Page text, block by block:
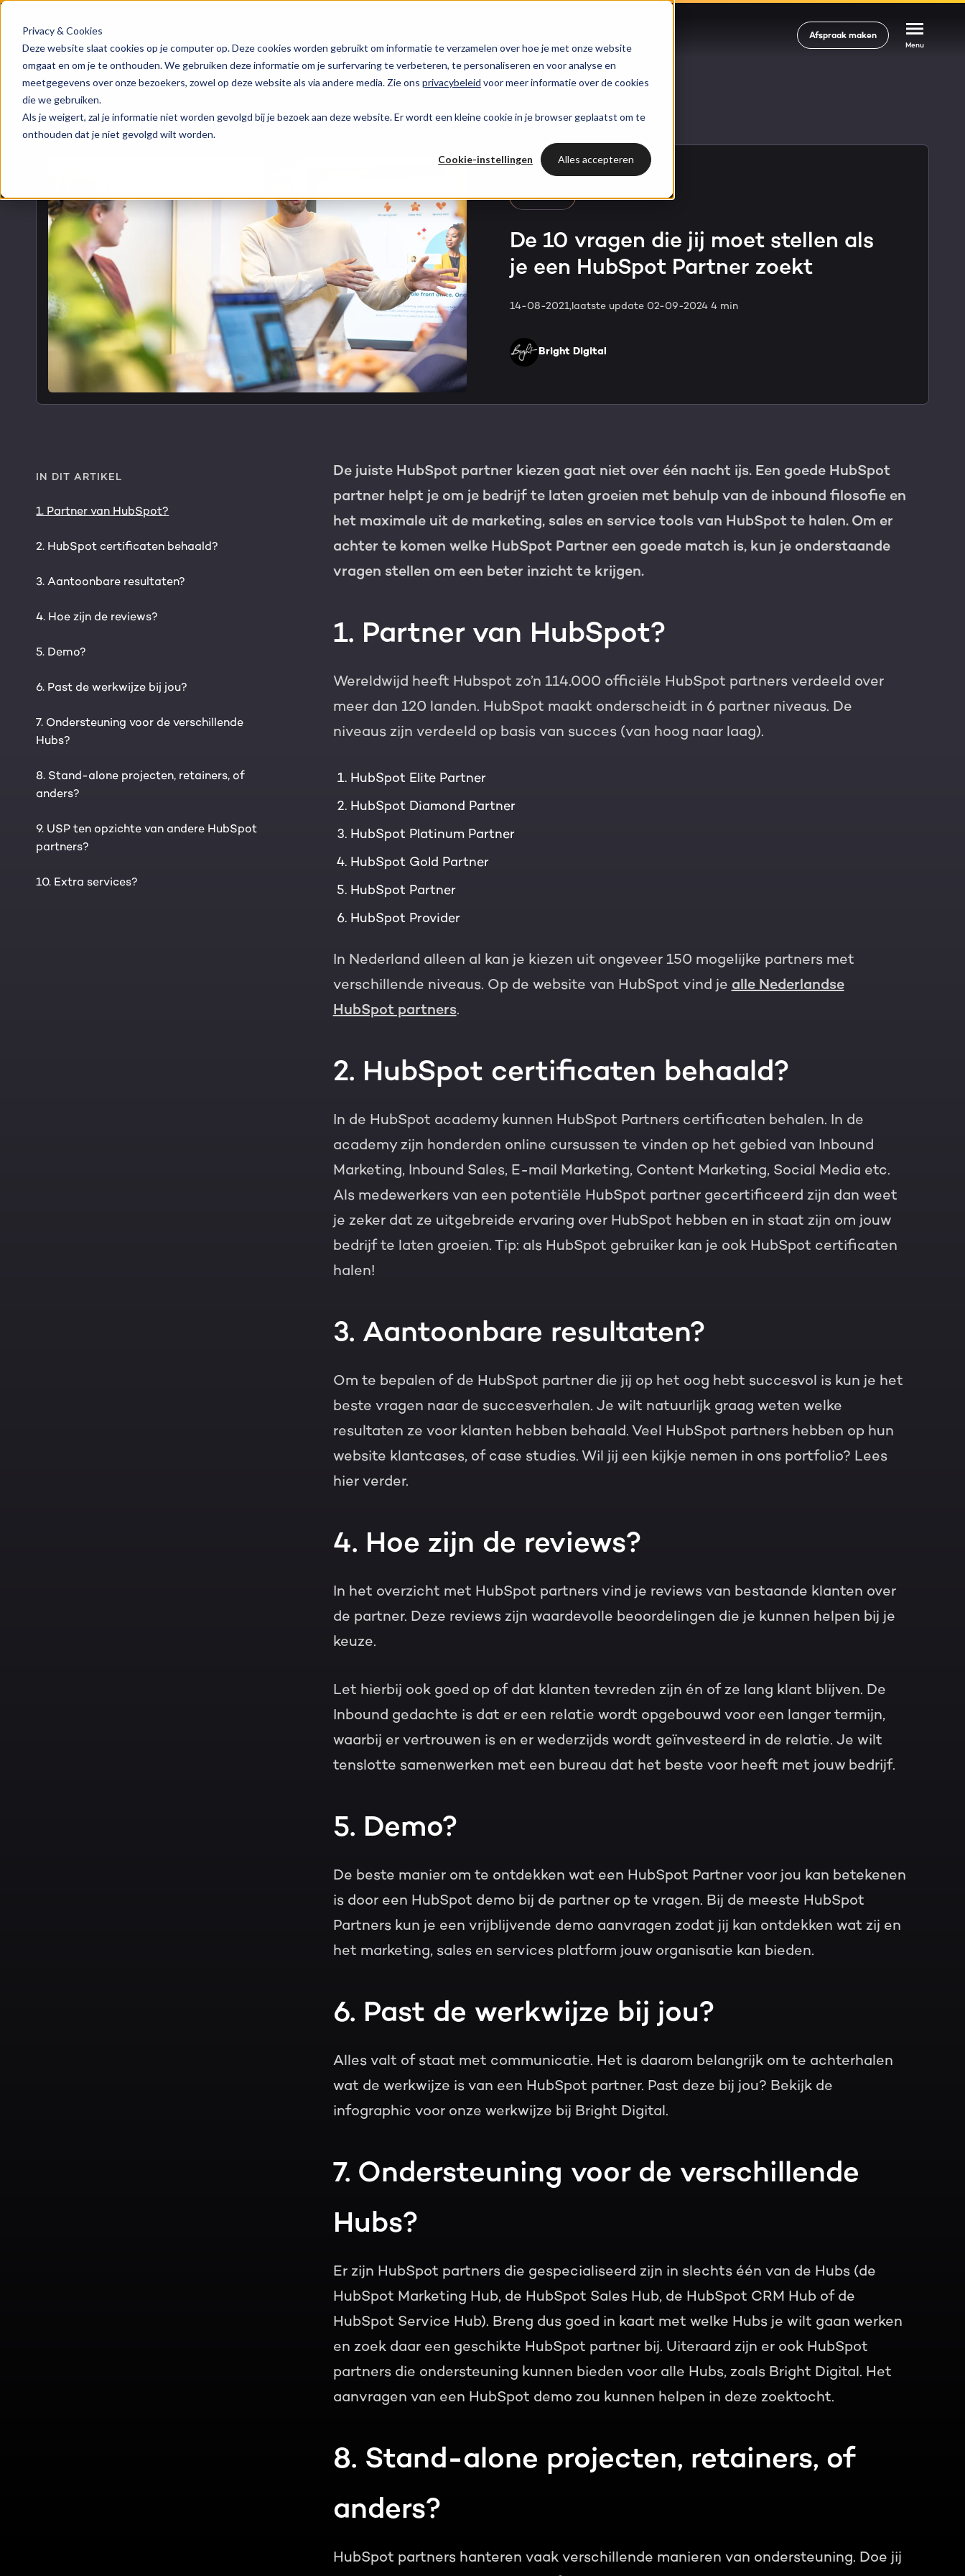
Privacy & Cookies
Deze website slaat cookies op je computer op. Deze cookies worden gebruikt om informatie te verzamelen over hoe je met onze website
omgaat en om je te onthouden. We gebruiken deze informatie om je surfervaring te verbeteren, te personaliseren en voor analyse en
meetgegevens over onze bezoekers, zowel op deze website als via andere media. Zie ons privacybeleid voor meer informatie over de cookies
die we gebruiken.
Als je weigert, zal je informatie niet worden gevolgd bij je bezoek aan deze website. Er wordt een kleine cookie in je browser geplaatst om te
onthouden dat je niet gevolgd wilt worden.
Cookie-instellingen Alles accepteren
HubSpot implementatie
HubSpot automations
HubSpot integraties
HubSpot maatwerk
Groeistrategie
Digital marketing
AI services
HubSpot websites
Modules & templates
Growth-driven design
Haal alles uit je
Over ons
Team
Contact
HubSpot partner
Awards
HubSpot licentie
Gratis portal scan
Blog
Events & webinars HUBSPOT NIEUWSBRIEF
Op de hoogte blijven
HubSpot nieuws?
Schrijf je nu in!
Afspraak maken
Menu
Afspraak maken
Menu
HubSpot integraties
HubSpot trainingen
HubSpot maatwerk
Digital marketing
Marketing automation
Content & design
WEBSITE SERVICES
HubSpot websites
Modules & templates
Growth-driven design
Branches
WELKOM BIJ BRIGHT
Team
HubSpot partner
Awards
Werken bij
Inspiratie
LAAT JE INSPIREREN
Blog
Kennisbank
HubSpot
Haal alles uit je HubSpot licentie
Nederlands Zoek
Afspraak maken
Menu
Could not loads results. Please refresh the page.
Naar blogoverzicht
HUBSPOT
De 10 vragen die jij moet stellen als
je een HubSpot Partner zoekt
14-08-2021,laatste update 02-09-2024 4 min
Bright Digital
IN DIT ARTIKEL
1. Partner van HubSpot?
2. HubSpot certificaten behaald?
3. Aantoonbare resultaten?
4. Hoe zijn de reviews?
5. Demo?
6. Past de werkwijze bij jou?
7. Ondersteuning voor de verschillende
Hubs?
8. Stand-alone projecten, retainers, of
anders?
9. USP ten opzichte van andere HubSpot
partners?
10. Extra services?
De juiste HubSpot partner kiezen gaat niet over één nacht ijs. Een goede HubSpot
partner helpt je om je bedrijf te laten groeien met behulp van de inbound filosofie en
het maximale uit de marketing, sales en service tools van HubSpot te halen. Om er
achter te komen welke HubSpot Partner een goede match is, kun je onderstaande
vragen stellen om een beter inzicht te krijgen.
1. Partner van HubSpot?
Wereldwijd heeft Hubspot zo’n 114.000 officiële HubSpot partners verdeeld over
meer dan 120 landen. HubSpot maakt onderscheidt in 6 partner niveaus. De
niveaus zijn verdeeld op basis van succes (van hoog naar laag).
HubSpot Elite Partner
HubSpot Diamond Partner
HubSpot Platinum Partner
HubSpot Gold Partner
HubSpot Partner
HubSpot Provider
In Nederland alleen al kan je kiezen uit ongeveer 150 mogelijke partners met
verschillende niveaus. Op de website van HubSpot vind je alle Nederlandse
HubSpot partners.
2. HubSpot certificaten behaald?
In de HubSpot academy kunnen HubSpot Partners certificaten behalen. In de
academy zijn honderden online cursussen te vinden op het gebied van Inbound
Marketing, Inbound Sales, E-mail Marketing, Content Marketing, Social Media etc.
Als medewerkers van een potentiële HubSpot partner gecertificeerd zijn dan weet
je zeker dat ze uitgebreide ervaring over HubSpot hebben en in staat zijn om jouw
bedrijf te laten groeien. Tip: als HubSpot gebruiker kan je ook HubSpot certificaten
halen!
3. Aantoonbare resultaten?
Om te bepalen of de HubSpot partner die jij op het oog hebt succesvol is kun je het
beste vragen naar de succesverhalen. Je wilt natuurlijk graag weten welke
resultaten ze voor klanten hebben behaald. Veel HubSpot partners hebben op hun
website klantcases, of case studies. Wil jij een kijkje nemen in ons portfolio? Lees
hier verder.
4. Hoe zijn de reviews?
In het overzicht met HubSpot partners vind je reviews van bestaande klanten over
de partner. Deze reviews zijn waardevolle beoordelingen die je kunnen helpen bij je
keuze.
Let hierbij ook goed op of dat klanten tevreden zijn én of ze lang klant blijven. De
Inbound gedachte is dat er een relatie wordt opgebouwd voor een langer termijn,
waarbij er vertrouwen is en er wederzijds wordt geïnvesteerd in de relatie. Je wilt
tenslotte samenwerken met een bureau dat het beste voor heeft met jouw bedrijf.
5. Demo?
De beste manier om te ontdekken wat een HubSpot Partner voor jou kan betekenen
is door een HubSpot demo bij de partner op te vragen. Bij de meeste HubSpot
Partners kun je een vrijblijvende demo aanvragen zodat jij kan ontdekken wat zij en
het marketing, sales en services platform jouw organisatie kan bieden.
6. Past de werkwijze bij jou?
Alles valt of staat met communicatie. Het is daarom belangrijk om te achterhalen
wat de werkwijze is van een HubSpot partner. Past deze bij jou? Bekijk de
infographic voor onze werkwijze bij Bright Digital.
7. Ondersteuning voor de verschillende
Hubs?
Er zijn HubSpot partners die gespecialiseerd zijn in slechts één van de Hubs (de
HubSpot Marketing Hub, de HubSpot Sales Hub, de HubSpot CRM Hub of de
HubSpot Service Hub). Breng dus goed in kaart met welke Hubs je wilt gaan werken
en zoek daar een geschikte HubSpot partner bij. Uiteraard zijn er ook HubSpot
partners die ondersteuning kunnen bieden voor alle Hubs, zoals Bright Digital. Het
aanvragen van een HubSpot demo zou kunnen helpen in deze zoektocht.
8. Stand-alone projecten, retainers, of
anders?
HubSpot partners hanteren vaak verschillende manieren van ondersteuning. Doe jij